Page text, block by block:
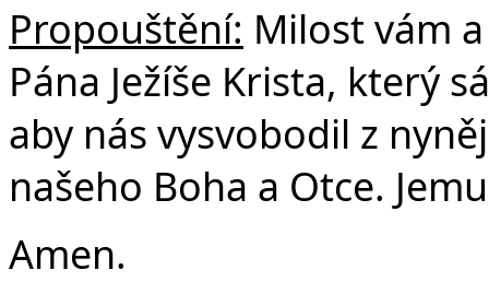
Propouštění: Milost vám
Pána Ježíše Krista, který
aby nás vysvobodil z
našeho Boha a Otce.
Amen.